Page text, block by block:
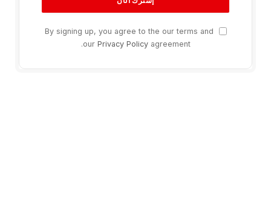
By signing up, you agree to the our terms and
our Privacy Policyagreement.